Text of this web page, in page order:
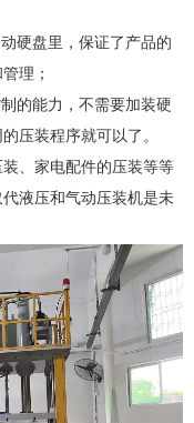
硬盘里，保证了产品的
理；
的能力，不需要加装硬
压装程序就可以了。
、家电配件的压装等等
液压和气动压装机是未